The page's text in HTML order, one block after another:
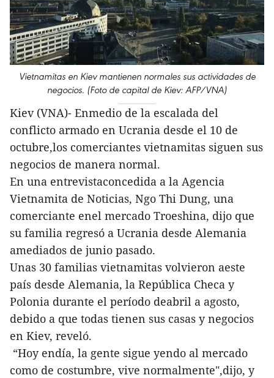
Vietnamitas en Kiev mantienen normales sus actividades de
negocios. (Foto de capital de Kiev: AFP/VNA)
Kiev (VNA)- Enmedio de la escalada del
conflicto armado en Ucrania desde el 10 de
octubre,los comerciantes vietnamitas siguen sus
negocios de manera normal.
En una entrevistaconcedida a la Agencia
Vietnamita de Noticias, Ngo Thi Dung, una
comerciante enel mercado Troeshina, dijo que
su familia regresó a Ucrania desde Alemania
amediados de junio pasado.
Unas 30 familias vietnamitas volvieron aeste
país desde Alemania, la República Checa y
Polonia durante el período deabril a agosto,
debido a que todas tienen sus casas y negocios
en Kiev, reveló.
“Hoy endía, la gente sigue yendo al mercado
como de costumbre, vive normalmente",dijo, y